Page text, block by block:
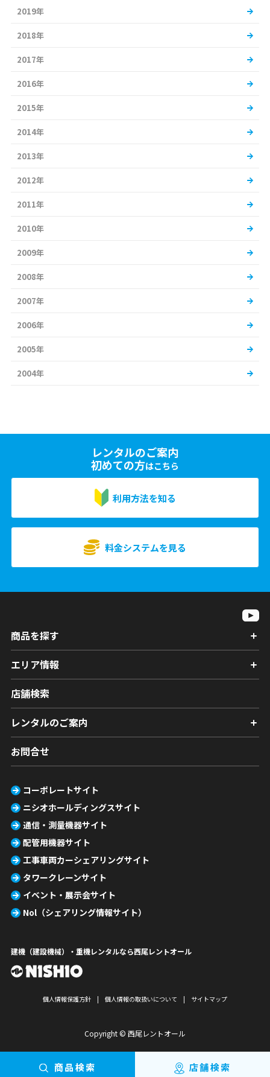
2019年
2018年
2017年
2016年
2015年
2014年
2013年
2012年
2011年
2010年
2009年
2008年
2007年
2006年
2005年
2004年
レンタルのご案内
初めての方はこちら
利用方法を知る
料金システムを見る
商品検索 店舗検索
商品を探す
エリア情報
店舗検索
レンタルのご案内
お問合せ
コーポレートサイト
ニシオホールディングスサイト
通信・測量機器サイト
配管用機器サイト
工事車両カーシェアリングサイト
タワークレーンサイト
イベント・展示会サイト
Nol（シェアリング情報サイト）
建機（建設機械）・重機レンタルなら西尾レントオール
個人情報保護方針 個人情報の取扱いについて サイトマップ
Copyright © 西尾レントオール